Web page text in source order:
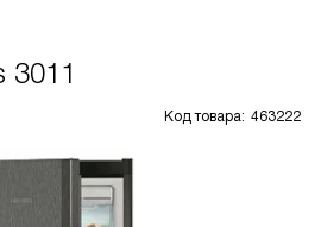
3011
Код товара: 463222